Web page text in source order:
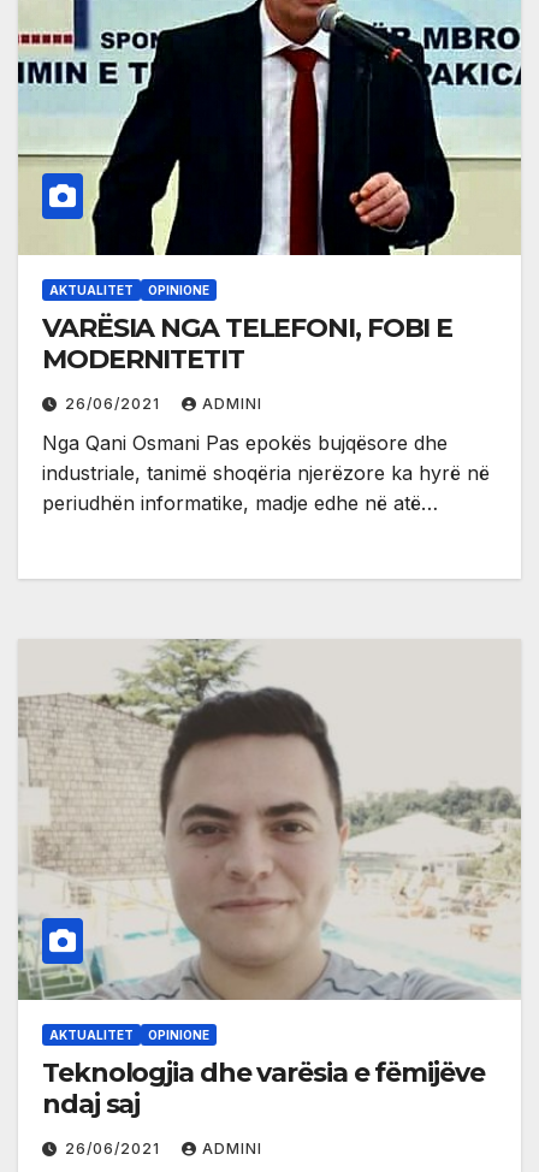
AKTUALITET OPINIONE
VARËSIA NGA TELEFONI, FOBI E
MODERNITETIT
26/06/2021 ADMINI
Nga Qani Osmani Pas epokës bujqësore dhe
industriale, tanimë shoqëria njerëzore ka hyrë në
periudhën informatike, madje edhe në atë…
AKTUALITET OPINIONE
Teknologjia dhe varësia e fëmijëve
ndaj saj
26/06/2021 ADMINI